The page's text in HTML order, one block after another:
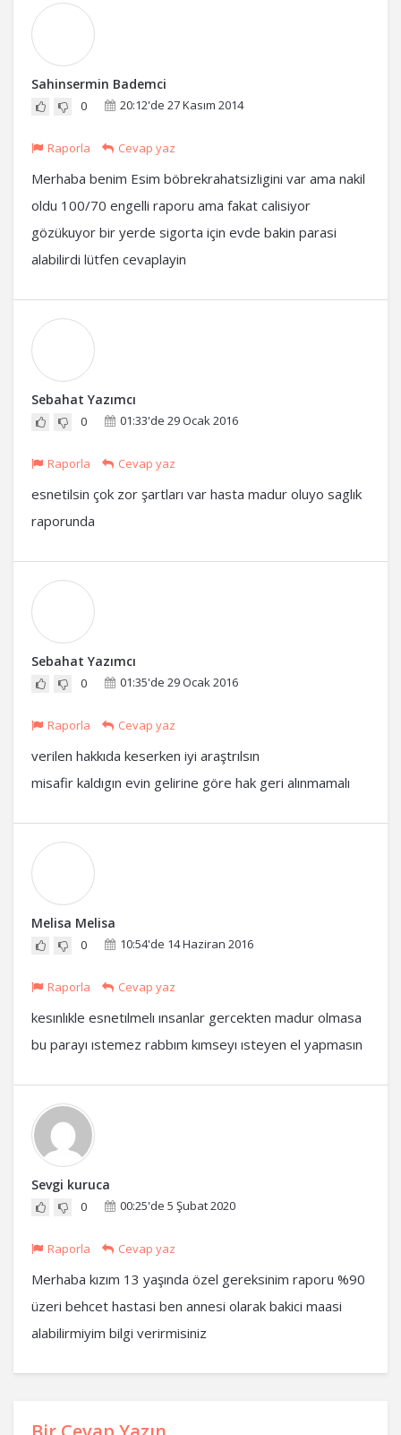
Sahinsermin Bademci
0 20:12'de 27 Kasım 2014
Raporla Cevap yaz
Merhaba benim Esim böbrekrahatsizligini var ama nakil
oldu 100/70 engelli raporu ama fakat calisiyor
gözükuyor bir yerde sigorta için evde bakin parasi
alabilirdi lütfen cevaplayin
Sebahat Yazımcı
0 01:33'de 29 Ocak 2016
Raporla Cevap yaz
esnetilsin çok zor şartları var hasta madur oluyo saglık
raporunda
Sebahat Yazımcı
0 01:35'de 29 Ocak 2016
Raporla Cevap yaz
verilen hakkıda keserken iyi araştrılsın
misafir kaldıgın evin gelirine göre hak geri alınmamalı
Melisa Melisa
0 10:54'de 14 Haziran 2016
Raporla Cevap yaz
kesınlıkle esnetılmelı ınsanlar gercekten madur olmasa
bu parayı ıstemez rabbım kımseyı ısteyen el yapmasın
Sevgi kuruca
0 00:25'de 5 Şubat 2020
Raporla Cevap yaz
Merhaba kızım 13 yaşında özel gereksinim raporu %90
üzeri behcet hastasi ben annesi olarak bakici maasi
alabilirmiyim bilgi verirmisiniz